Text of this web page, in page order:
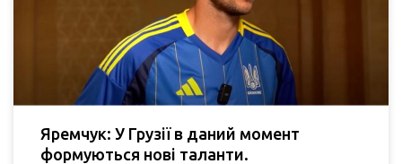
Яремчук: У Грузії в даний момент
формуються нові таланти.